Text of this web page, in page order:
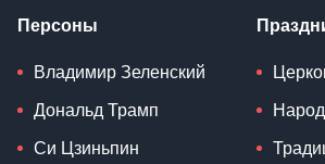
Персоны
Владимир Зеленский
Дональд Трамп
Си Цзиньпин